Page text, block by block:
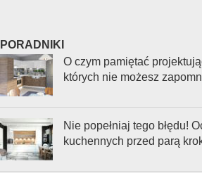
PORADNIKI
O czym pamiętać
których nie możesz
Nie popełniaj tego błędu!
kuchennych przed parą